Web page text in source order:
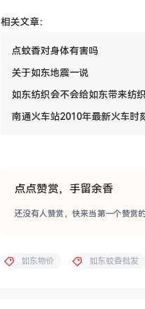
相关文章：
点蚊香对身体有害吗
关于如东地震一说
如东纺织会不会给如东带来纺
南通火车站2010年最新火车时
点点赞赏，手留余香
还没有人赞赏，快来当第一个赞赏的
如东物价 如东蚊香批发